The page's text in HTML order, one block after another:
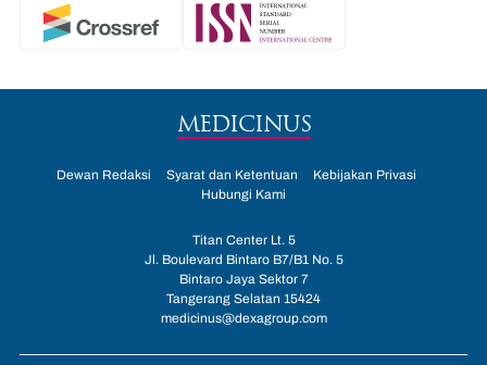
MEDICINUS
Dewan Redaksi Syarat dan Ketentuan
Kebijakan Privasi
Hubungi Kami
Titan Center Lt. 5
Jl. Boulevard Bintaro B7/B1 No. 5
Bintaro Jaya Sektor 7
Tangerang Selatan 15424
medicinus@dexagroup.com